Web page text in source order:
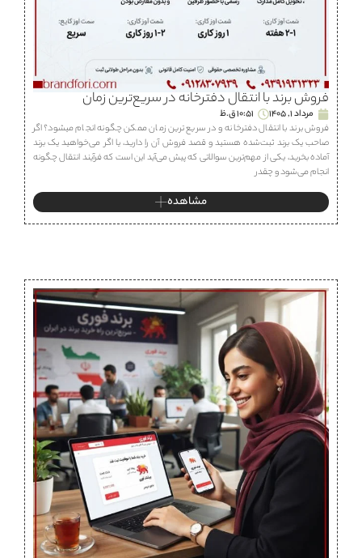
فروش برند با انتقال دفترخانه در سریع‌ترین زمان
مرداد 1, 1405
10:51 ق.ظ
فروش برند با انتقال دفترخانه و در سریع ترین زمان ممکن چگونه انجام میشود؟ اگر
صاحب یک برند ثبت‌شده هستید و قصد فروش آن را دارید، یا اگر می‌خواهید یک برند
آماده بخرید، یکی از مهم‌ترین سوالاتی که پیش می‌آید این است که فرآیند انتقال چگونه
انجام می‌شود و چقدر
مشاهده